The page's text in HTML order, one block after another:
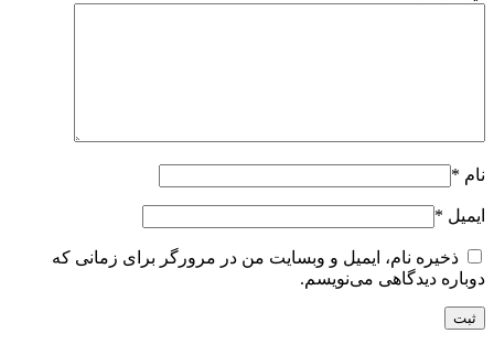
نام *
ایمیل *
ذخیره نام، ایمیل و وبسایت من در مرورگر برای زمانی که
دوباره دیدگاهی می‌نویسم.